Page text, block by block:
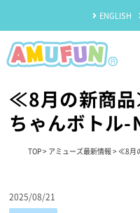
ENGLISH
≪8月の新商
ちゃんボトル-
TOP> アミューズ最新情報> ≪8月
2025/08/21